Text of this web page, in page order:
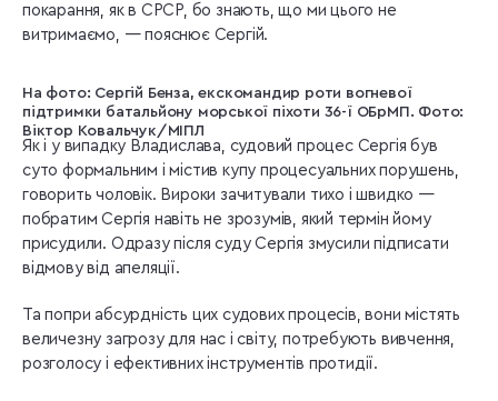
покарання, як в СРСР, бо знають, що ми цього не
витримаємо, — пояснює Сергій.
На фото: Сергій Бенза, екскомандир роти вогневої
підтримки батальйону морської піхоти 36-ї ОБрМП. Фото:
Віктор Ковальчук/МІПЛ
Як і у випадку Владислава, судовий процес Сергія був
суто формальним і містив купу процесуальних порушень,
говорить чоловік. Вироки зачитували тихо і швидко —
побратим Сергія навіть не зрозумів, який термін йому
присудили. Одразу після суду Сергія змусили підписати
відмову від апеляції.
Та попри абсурдність цих судових процесів, вони містять
величезну загрозу для нас і світу, потребують вивчення,
розголосу і ефективних інструментів протидії.